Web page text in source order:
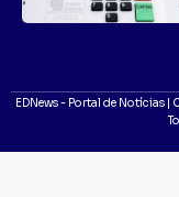
EDNews - Portal de Notícias